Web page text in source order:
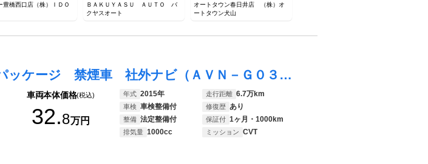
豊橋西口店（株）ＩＤＯ
ＢＡＫＵＹＡＳＵ ＡＵＴＯ バ
クヤスオート
オートタウン春日井店 （株）オ
ートタウン犬山
ヴィッツ Ｆ Ｍパッケージ 禁煙車 社外ナビ（ＡＶＮ－Ｇ０３） フルセグＴＶ キーレスエントリー 横滑り防止
車両本体価格(税込)
32.8万円
年式 2015年 走行距離 6.7万km
車検 車検整備付 修復歴 あり
整備 法定整備付 保証付 1ヶ月・1000km
排気量 1000cc ミッション CVT